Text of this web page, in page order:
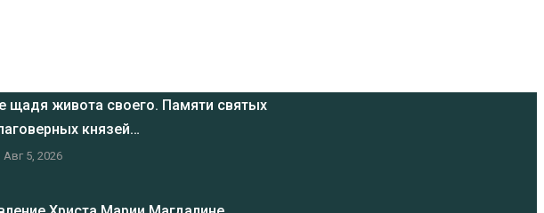
щадя живота своего. Памяти святых
князей…
Авг 5, 2026